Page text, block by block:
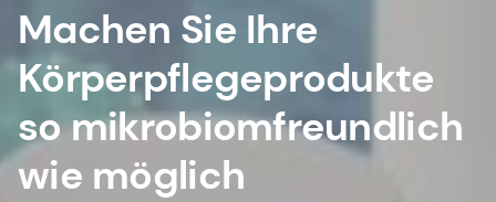
Machen Sie Ihre
Körperpflegeprodukte
so mikrobiomfreundlich
wie möglich